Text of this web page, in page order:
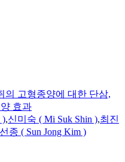
의 고형종양에 대한 단삼,
효과
),신미숙 ( Mi Suk Shin ),최진
종 ( Sun Jong Kim )